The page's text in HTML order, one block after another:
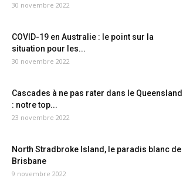
30 novembre 2022
COVID-19 en Australie : le point sur la
situation pour les...
30 novembre 2022
Cascades à ne pas rater dans le Queensland
: notre top...
23 novembre 2022
North Stradbroke Island, le paradis blanc de
Brisbane
9 novembre 2022